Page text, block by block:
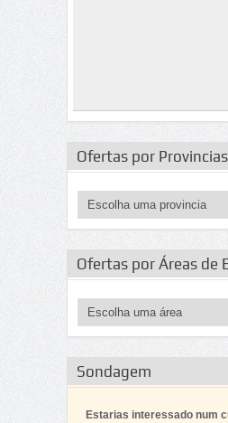
Ofertas por Provincias
Ofertas por Áreas de
Sondagem
Estarias interessado num